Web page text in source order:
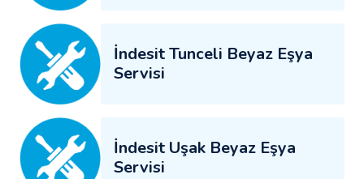
İndesit Tunceli Beyaz Eşya
Servisi
İndesit Uşak Beyaz Eşya
Servisi